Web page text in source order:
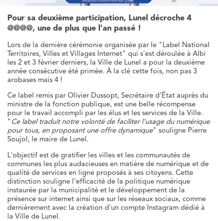
Pour sa deuxième participation, Lunel décroche 4
@@@@, une de plus que l'an passé !
Lors de la dernière cérémonie organisée par le "Label National
Territoires, Villes et Villages Internet" qui s'est déroulée à Albi
les 2 et 3 février derniers, la Ville de Lunel a pour la deuxième
année consécutive été primée. À la clé cette fois, non pas 3
arobases mais 4 !
Ce label remis par Olivier Dussopt, Secrétaire d'État auprès du
ministre de la fonction publique, est une belle récompense
pour le travail accompli par les élus et les services de la Ville.
" Ce label traduit notre volonté de faciliter l'usage du numérique
pour tous, en proposant une offre dynamique" souligne Pierre
Soujol, le maire de Lunel.
L'objectif est de gratifier les villes et les communautés de
communes les plus audacieuses en matière de numérique et de
qualité de services en ligne proposés à ses citoyens. Cette
distinction souligne l'efficacité de la politique numérique
instaurée par la municipalité et le développement de la
présence sur internet ainsi que sur les réseaux sociaux, comme
dernièrement avec la création d'un compte Instagram dédié à
la Ville de Lunel.